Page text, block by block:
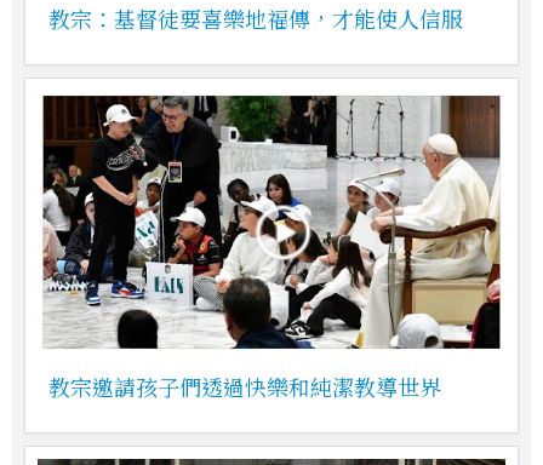
教宗：基督徒要喜樂地福傳，才能使人信服
教宗邀請孩子們透過快樂和純潔教導世界